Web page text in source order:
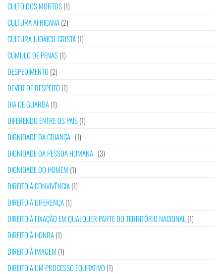
CULTO DOS MORTOS(1)
CULTURA AFRICANA(2)
CULTURA JUDAICO-CRISTÃ(1)
CÚMULO DE PENAS(1)
DESPEDIMENTO (2)
DEVER DE RESPEITO (1)
DIA DE GUARDA(1)
DIFERENDO ENTRE OS PAIS(1)
DIGNIDADE DA CRIANÇA (1)
DIGNIDADE DA PESSOA HUMANA (3)
DIGNIDADE DO HOMEM (1)
DIREITO À CONVIVÊNCIA(1)
DIREITO À DIFERENÇA(1)
DIREITO À FIXAÇÃO EM QUALQUER PARTE DO TERRITÓRIO NACIONAL (1)
DIREITO À HONRA(1)
DIREITO À IMAGEM (1)
DIREITO A UM PROCESSO EQUITATIVO (1)